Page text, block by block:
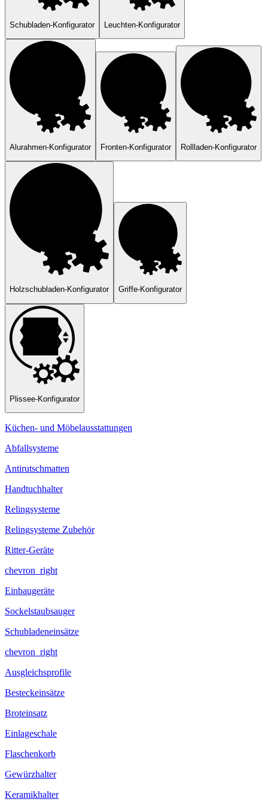
Schubladen-Konfigurator Leuchten-Konfigurator
Alurahmen-Konfigurator Fronten-Konfigurator Rollladen-Konfigurator
Holzschubladen-Konfigurator Griffe-Konfigurator
Plissee-Konfigurator
Küchen- und Möbelausstattungen
Abfallsysteme
Antirutschmatten
Handtuchhalter
Relingsysteme
Relingsysteme Zubehör
Ritter-Geräte
chevron_right
Einbaugeräte
Sockelstaubsauger
Schubladeneinsätze
chevron_right
Ausgleichsprofile
Besteckeinsätze
Broteinsatz
Einlageschale
Flaschenkorb
Gewürzhalter
Keramikhalter